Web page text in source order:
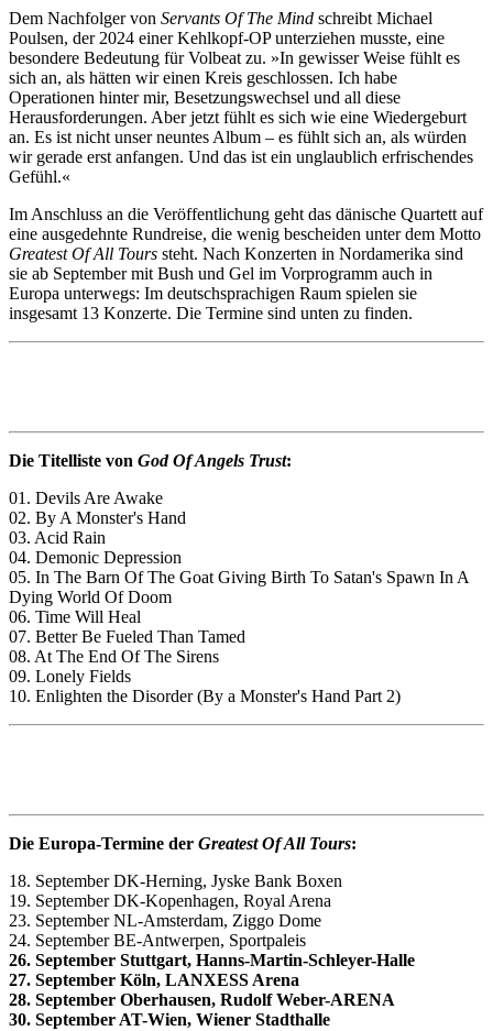
Dem Nachfolger von Servants Of The Mind schreibt Michael
Poulsen, der 2024 einer Kehlkopf-OP unterziehen musste, eine
besondere Bedeutung für Volbeat zu. »In gewisser Weise fühlt es
sich an, als hätten wir einen Kreis geschlossen. Ich habe
Operationen hinter mir, Besetzungswechsel und all diese
Herausforderungen. Aber jetzt fühlt es sich wie eine Wiedergeburt
an. Es ist nicht unser neuntes Album – es fühlt sich an, als würden
wir gerade erst anfangen. Und das ist ein unglaublich erfrischendes
Gefühl.«
Im Anschluss an die Veröffentlichung geht das dänische Quartett auf
eine ausgedehnte Rundreise, die wenig bescheiden unter dem Motto
Greatest Of All Tours steht. Nach Konzerten in Nordamerika sind
sie ab September mit Bush und Gel im Vorprogramm auch in
Europa unterwegs: Im deutschsprachigen Raum spielen sie
insgesamt 13 Konzerte. Die Termine sind unten zu finden.
Die Titelliste von God Of Angels Trust:
01. Devils Are Awake
02. By A Monster's Hand
03. Acid Rain
04. Demonic Depression
05. In The Barn Of The Goat Giving Birth To Satan's Spawn In A
Dying World Of Doom
06. Time Will Heal
07. Better Be Fueled Than Tamed
08. At The End Of The Sirens
09. Lonely Fields
10. Enlighten the Disorder (By a Monster's Hand Part 2)
Die Europa-Termine der Greatest Of All Tours:
18. September DK-Herning, Jyske Bank Boxen
19. September DK-Kopenhagen, Royal Arena
23. September NL-Amsterdam, Ziggo Dome
24. September BE-Antwerpen, Sportpaleis
26. September Stuttgart, Hanns-Martin-Schleyer-Halle
27. September Köln, LANXESS Arena
28. September Oberhausen, Rudolf Weber-ARENA
30. September AT-Wien, Wiener Stadthalle